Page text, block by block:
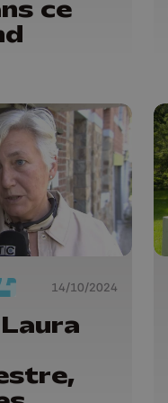
ce
14/10/2024